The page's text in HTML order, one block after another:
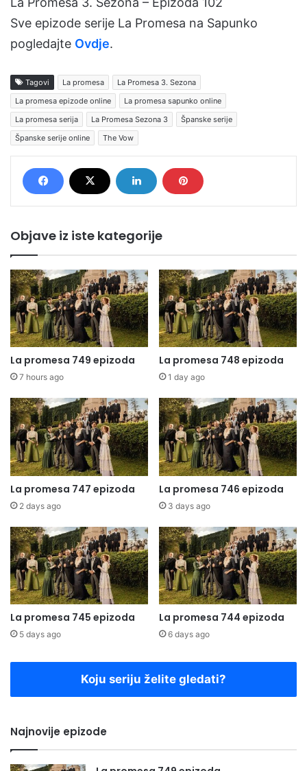
Sve epizode serije La Promesa na Sapunko
pogledajte Ovdje.
Tagovi La promesa
La Promesa 3. Sezona
La promesa epizode online
La promesa sapunko online
La promesa serija
La Promesa Sezona 3
Španske serije
Španske serije online
The Vow
Objave iz iste kategorije
La promesa 749 epizoda
7 hours ago
La promesa 748 epizoda
1 day ago
La promesa 747 epizoda
2 days ago
La promesa 746 epizoda
3 days ago
La promesa 745 epizoda
5 days ago
La promesa 744 epizoda
6 days ago
Koju seriju želite gledati?
Najnovije epizode